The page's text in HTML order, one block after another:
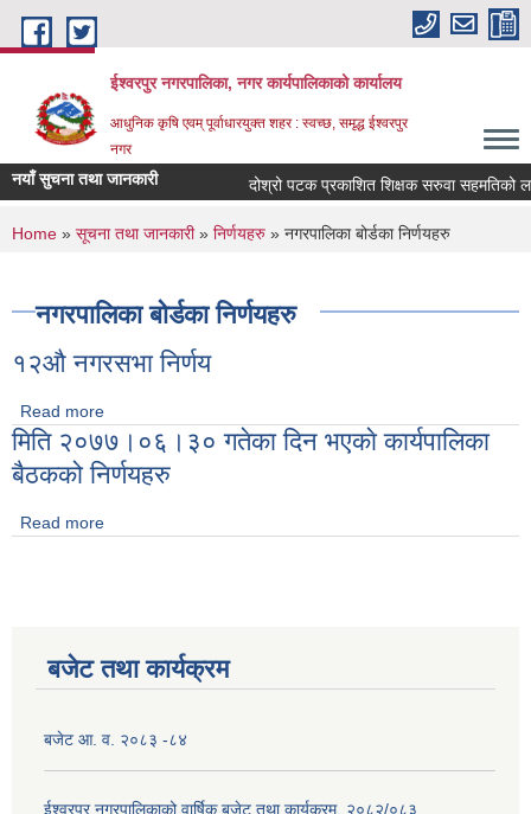
Skip to main content
ईश्वरपुर नगरपालिका, नगर कार्यपालिकाको कार्यालय
आधुनिक कृषि एवम् पूर्वाधारयुक्त शहर : स्वच्छ, समृद्ध ईश्वरपुर
नगर
नयाँ सुचना तथा जानकारी दोश्रो पटक प्रकाशित शिक्षक सरुवा सहमतिको
You are here
Home » सूचना तथा जानकारी» निर्णयहरु » नगरपालिका बोर्डका निर्णयहरु
नगरपालिका बोर्डका निर्णयहरु
१२औ नगरसभा निर्णय
Read more
मिति २०७७।०६।३० गतेका दिन भएकाे कार्यपालिका
बैठकको निर्णयहरु
Read more
बजेट तथा कार्यक्रम
बजेट आ. व. २०८३ -८४
ईश्वरपुर नगरपालिकाको वार्षिक बजेट तथा कार्यक्रम, २०८२/०८३